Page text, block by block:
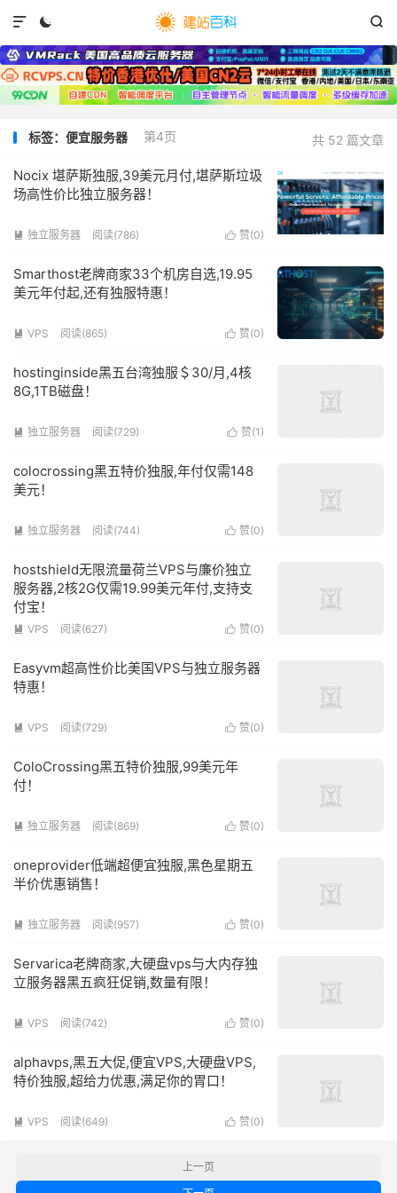
 

共 52 篇文章
标签：便宜服务器 第4页
Nocix 堪萨斯独服,39美元月付,堪萨斯垃圾
场高性价比独立服务器！
 赞(0)
 独立服务器 阅读(786)
Smarthost老牌商家33个机房自选,19.95
美元年付起,还有独服特惠！
 赞(0)
 VPS 阅读(865)
hostinginside黑五台湾独服＄30/月,4核
8G,1TB磁盘！
 赞(1 )
 独立服务器 阅读(729)
colocrossing黑五特价独服,年付仅需148
美元！
 赞(0)
 独立服务器 阅读(744)
hostshield无限流量荷兰VPS与廉价独立
服务器,2核2G仅需19.99美元年付,支持支
付宝！
 赞(0)
 VPS 阅读(627)
Easyvm超高性价比美国VPS与独立服务器
特惠！
 赞(0)
 VPS 阅读(729)
ColoCrossing黑五特价独服,99美元年
付！
 赞(0)
 独立服务器 阅读(869)
oneprovider低端超便宜独服,黑色星期五
半价优惠销售！
 赞(0)
 独立服务器 阅读(957)
Servarica老牌商家,大硬盘vps与大内存独
立服务器黑五疯狂促销,数量有限！
 赞(0)
 VPS 阅读(742)
alphavps,黑五大促,便宜VPS,大硬盘VPS,
特价独服,超给力优惠,满足你的胃口！
 赞(0)
 VPS 阅读(649)
上一页